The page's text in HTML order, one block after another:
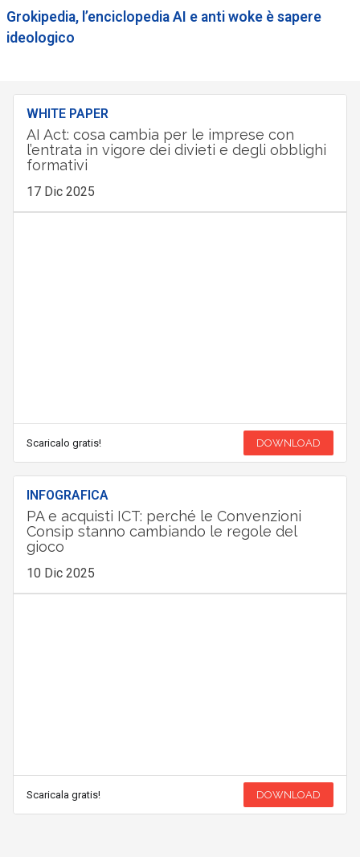
Grokipedia, l’enciclopedia AI e anti woke è sapere
ideologico
WHITE PAPER
AI Act: cosa cambia per le imprese con
l’entrata in vigore dei divieti e degli obblighi
formativi
17 Dic 2025
Scaricalo gratis! DOWNLOAD
INFOGRAFICA
PA e acquisti ICT: perché le Convenzioni
Consip stanno cambiando le regole del
gioco
10 Dic 2025
Scaricala gratis! DOWNLOAD